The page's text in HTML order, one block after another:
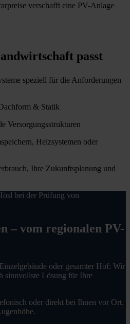
verschafft eine PV-Anlage
passt
speziell für die Anforderungen
& Statik
Versorgungsstrukturen
Heizsystemen oder
Ihre Zukunftsplanung und
– vom regionalen PV-
oder gesamter Hof: Wir
sinnvollste Lösung für Ihre
oder direkt bei Ihnen vor Ort.